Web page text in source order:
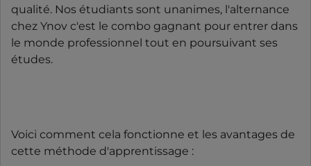
qualité. Nos étudiants sont unanimes, l'alternance
chez Ynov c'est le combo gagnant pour entrer dans
le monde professionnel tout en poursuivant ses
études.
Voici comment cela fonctionne et les avantages de
cette méthode d'apprentissage :